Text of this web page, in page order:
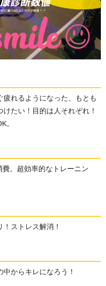
疲れるようになった、もとも
たい！目的は人それぞれ！
。
。超効率的なトレーニン
ストレス解消！
からキレになろう！